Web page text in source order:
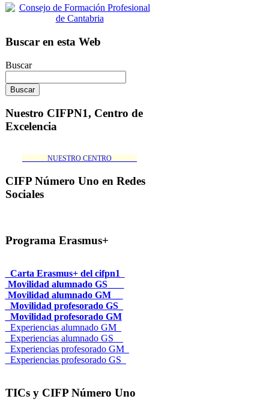
Buscar en esta Web
Buscar
Nuestro CIFPN1, Centro de
Excelencia
_______NUESTRO CENTRO_______
CIFP Número Uno en Redes
Sociales
Programa Erasmus+
_Carta Erasmus+ del cifpn1
Movilidad alumnado GS___
Movilidad alumnado GM__
_Movilidad profesorado GS_
_Movilidad profesorado GM
_Experiencias alumnado GM_
_Experiencias alumnado GS__
_Experiencias profesorado GM_
_Experiencias profesorado GS_
TICs y CIFP Número Uno